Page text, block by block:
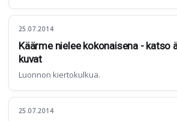
25.07.2014
Käärme nielee kokonaisena - katso
kuvat
Luonnon kiertokulkua.
25.07.2014